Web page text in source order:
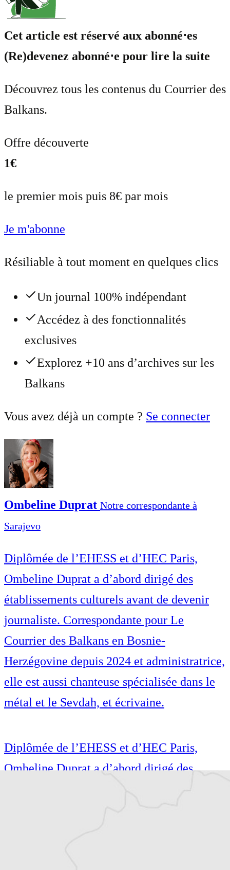
Cet article est réservé aux abonné⋅es
(Re)devenez abonné⋅e pour lire la suite
Découvrez tous les contenus du Courrier des
Balkans.
Offre découverte
1€
le premier mois puis 8€ par mois
Je m'abonne
Résiliable à tout moment en quelques clics
Un journal 100% indépendant
Accédez à des fonctionnalités
exclusives
Explorez +10 ans d’archives sur les
Balkans
Vous avez déjà un compte ? Se connecter
Ombeline Duprat Notre correspondante à
Sarajevo
Diplômée de l’EHESS et d’HEC Paris,
Ombeline Duprat a d’abord dirigé des
établissements culturels avant de devenir
journaliste. Correspondante pour Le
Courrier des Balkans en Bosnie-
Herzégovine depuis 2024 et administratrice,
elle est aussi chanteuse spécialisée dans le
métal et le Sevdah, et écrivaine.
Diplômée de l’EHESS et d’HEC Paris,
Ombeline Duprat a d’abord dirigé des